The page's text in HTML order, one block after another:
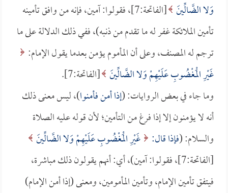
وَلا الضَّالِّينَ
[الفاتحة:7]، فقولوا: آمين، فإنه من وافق تأمينه
تأمين الملائكة غفر له ما تقدم من ذنبه)، ففي ذلك الدلالة على ما
ترجم له المصنف، وعلى أن المأموم يؤمن بعدما يقول الإمام:
غَيْرِ الْمَغْضُوبِ عَلَيْهِمْ وَلا الضَّالِّينَ [الفاتحة:7].
وما جاء في بعض الروايات: (إذا أمن فأمنوا)، ليس معنى ذلك
أنه لا يؤمنون إلا إذا فرغ من التأمين؛ لأن قوله عليه الصلاة
والسلام: (فإذا قال: غَيْرِ الْمَغْضُوبِ عَلَيْهِمْ وَلا الضَّالِّينَ
[الفاتحة:7]، فقولوا: آمين)، أي: أنهم يقولون ذلك مباشرة،
فيتفق تأمين الإمام، وتأمين المأمومين، ومعنى (إذا أمن الإمام)